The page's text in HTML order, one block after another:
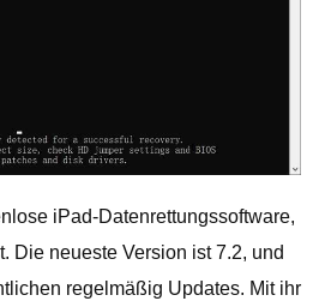
iPad-Datenrettungssoftware,
Die neueste Version ist 7.2, und
regelmäßig Updates. Mit ihr